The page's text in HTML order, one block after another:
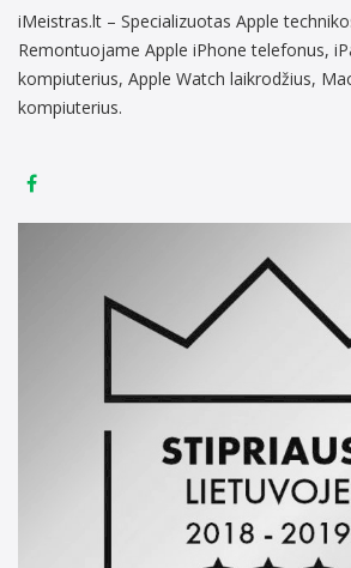
iMeistras.lt – Specializuotas Apple
Remontuojame Apple iPhone telefonus,
kompiuterius, Apple Watch laikrodžius,
kompiuterius.